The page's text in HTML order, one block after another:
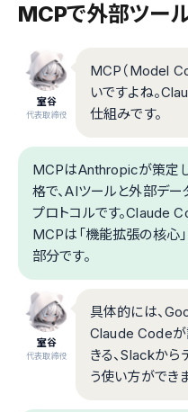
MCPで外部ツー
室谷
代表取締役
MCP（Model
いですよね。
仕組みです。
MCPはAnthropicが策定
格で、AIツールと外部デー
プロトコルです。Claude
MCPは「機能拡張の核心
部分です。
室谷
代表取締役
具体的には、
Claude Codeが
きる、Slackから
う使い方ができま